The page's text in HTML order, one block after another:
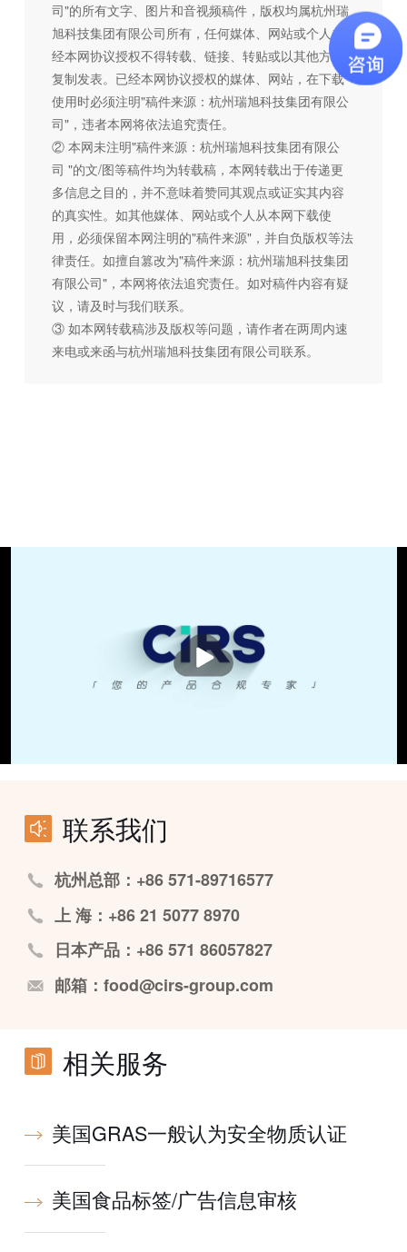
司"的所有文字、图片和音视频稿件，版权均属杭州瑞
旭科技集团有限公司所有，任何媒体、网站或个人未
经本网协议授权不得转载、链接、转贴或以其他方式
复制发表。已经本网协议授权的媒体、网站，在下载
使用时必须注明"稿件来源：杭州瑞旭科技集团有限公
司"，违者本网将依法追究责任。
② 本网未注明"稿件来源：杭州瑞旭科技集团有限公
司 "的文/图等稿件均为转载稿，本网转载出于传递更
多信息之目的，并不意味着赞同其观点或证实其内容
的真实性。如其他媒体、网站或个人从本网下载使
用，必须保留本网注明的"稿件来源"，并自负版权等法
律责任。如擅自篡改为"稿件来源：杭州瑞旭科技集团
有限公司"，本网将依法追究责任。如对稿件内容有疑
议，请及时与我们联系。
③ 如本网转载稿涉及版权等问题，请作者在两周内速
来电或来函与杭州瑞旭科技集团有限公司联系。
播
放
联系我们
杭州总部：+86 571-89716577
上 海：+86 21 5077 8970
日本产品：+86 571 86057827
邮箱：food@cirs-group.com
相关服务
美国GRAS一般认为安全物质认证
美国食品标签/广告信息审核